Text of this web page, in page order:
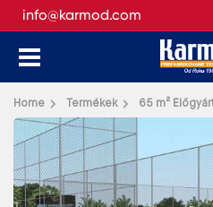
info@karmod.com
Home Termékek 65 m²